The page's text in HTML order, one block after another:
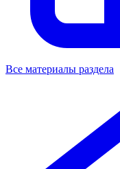
Все материалы раздела